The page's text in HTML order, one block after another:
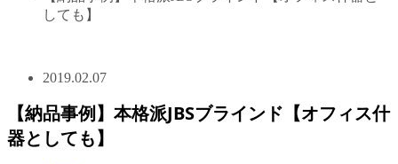
しても】
2019.02.07
【納品事例】本格派JBSブラインド【オフィス什
器としても】